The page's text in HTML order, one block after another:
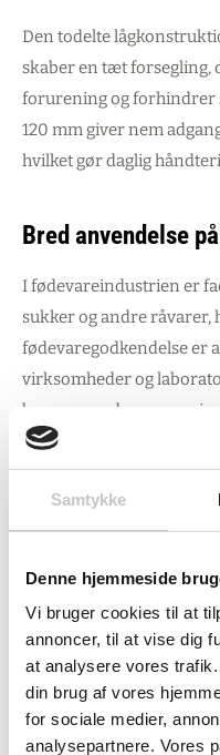
Samtykke
Denne hjemmeside
Vi bruger cookies til at
annoncer, til at vise dig
at analysere vores
din brug af vores
for sociale medier,
analysepartnere. Vores
Den todelte
skaber en tæt forsegling,
forurening og forhindrer
120 mm giver nem
hvilket gør daglig
Bred anvendelse
I fødevareindustrien er
sukker og andre råvarer,
fødevaregodkendelse er
virksomheder og
baser og andre
landbrugsbedrifter kan
sikkert udendørs.
den kraftige udførelse
for virksomheder, der
efter år.
Leveringsomfang: